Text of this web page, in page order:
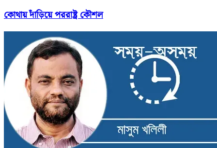
কোথায় দাঁড়িয়ে পররাষ্ট্র কৌশল